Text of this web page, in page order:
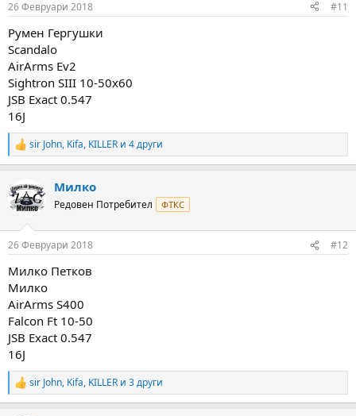
s
26 Февруари 2018 #11
Румен Гергушки
Scandalo
AirArms Ev2
Sightron SIII 10-50x60
JSB Exact 0.547
16J
R
e
c
t
i
s
sir John, Kifa, KILLER и 4 други
Милко
Редовен Потребител ФТКС
26 Февруари 2018 #12
Милко Петков
Милко
AirArms S400
Falcon Ft 10-50
JSB Exact 0.547
16J
R
e
sir John, Kifa, KILLER и 3 други